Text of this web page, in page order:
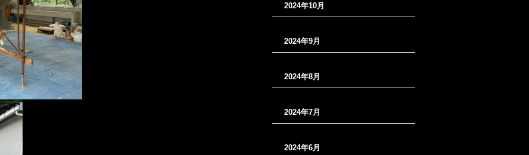
2024年10月
2024年9月
2024年8月
2024年7月
2024年6月